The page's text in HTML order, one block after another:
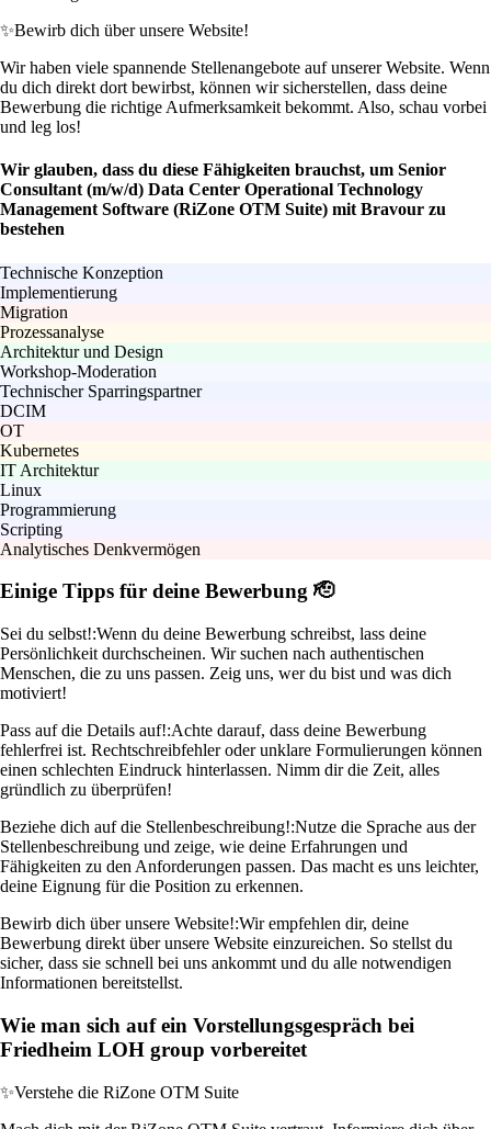
✨Bewirb dich über unsere Website!
Wir haben viele spannende Stellenangebote auf unserer Website. Wenn
du dich direkt dort bewirbst, können wir sicherstellen, dass deine
Bewerbung die richtige Aufmerksamkeit bekommt. Also, schau vorbei
und leg los!
Wir glauben, dass du diese Fähigkeiten brauchst, um Senior
Consultant (m/w/d) Data Center Operational Technology
Management Software (RiZone OTM Suite) mit Bravour zu
bestehen
Technische Konzeption
Implementierung
Migration
Prozessanalyse
Architektur und Design
Workshop-Moderation
Technischer Sparringspartner
DCIM
OT
Kubernetes
IT Architektur
Linux
Programmierung
Scripting
Analytisches Denkvermögen
Einige Tipps für deine Bewerbung 🫡
Sei du selbst!:Wenn du deine Bewerbung schreibst, lass deine
Persönlichkeit durchscheinen. Wir suchen nach authentischen
Menschen, die zu uns passen. Zeig uns, wer du bist und was dich
motiviert!
Pass auf die Details auf!:Achte darauf, dass deine Bewerbung
fehlerfrei ist. Rechtschreibfehler oder unklare Formulierungen können
einen schlechten Eindruck hinterlassen. Nimm dir die Zeit, alles
gründlich zu überprüfen!
Beziehe dich auf die Stellenbeschreibung!:Nutze die Sprache aus der
Stellenbeschreibung und zeige, wie deine Erfahrungen und
Fähigkeiten zu den Anforderungen passen. Das macht es uns leichter,
deine Eignung für die Position zu erkennen.
Bewirb dich über unsere Website!:Wir empfehlen dir, deine
Bewerbung direkt über unsere Website einzureichen. So stellst du
sicher, dass sie schnell bei uns ankommt und du alle notwendigen
Informationen bereitstellst.
Wie man sich auf ein Vorstellungsgespräch bei
Friedheim LOH group vorbereitet
✨Verstehe die RiZone OTM Suite